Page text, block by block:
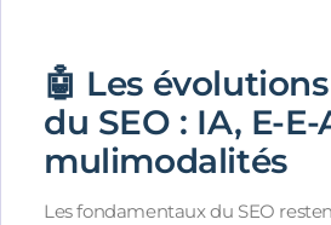
🤖 Les
du SEO : IA, E-E-
mulimodalités
Les fondamentaux du SEO